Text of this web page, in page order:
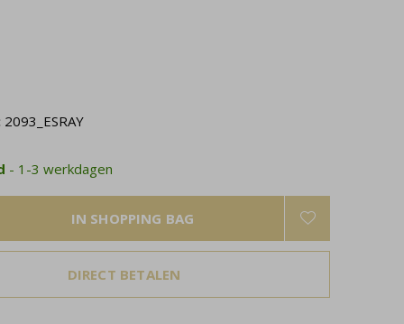
2093_ESRAY
- 1-3 werkdagen
IN SHOPPING BAG
DIRECT BETALEN